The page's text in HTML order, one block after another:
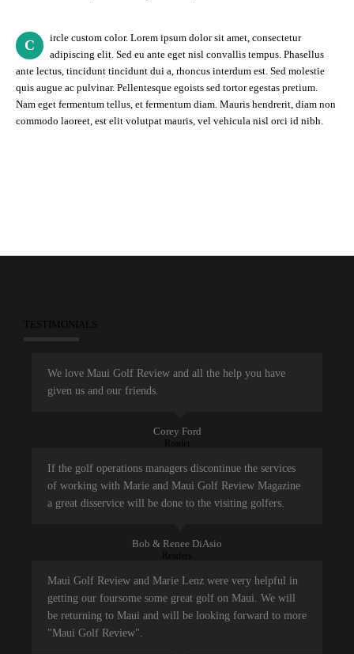
C
ircle custom color. Lorem ipsum dolor sit amet, consectetur
adipiscing elit. Sed eu ante eget nisl convallis tempus. Phasellus
ante lectus, tincidunt tincidunt dui a, rhoncus interdum est. Sed molestie
quis augue ac pulvinar. Pellentesque egoists sed tortor egestas pretium.
Nam eget fermentum tellus, et fermentum diam. Mauris hendrerit, diam non
commodo laoreet, est elit volutpat mauris, vel vehicula nisl orci id nibh.
TESTIMONIALS
We love Maui Golf Review and all the help you have
given us and our friends.
Corey Ford
Reader
If the golf operations managers discontinue the services
of working with Marie and Maui Golf Review Magazine
a great disservice will be done to the visiting golfers.
Bob & Renee DiAsio
Readers
Maui Golf Review and Marie Lenz were very helpful in
getting our foursome some great golf on Maui. We will
be returning to Maui and will be looking forward to more
"Maui Golf Review".